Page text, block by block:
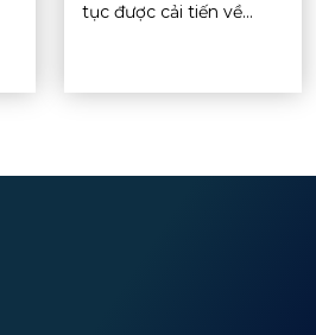
tục được cải tiến về...